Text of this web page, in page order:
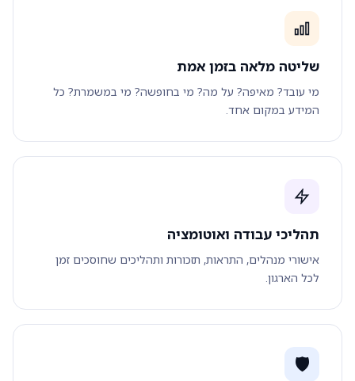
שליטה מלאה בזמן אמת
מי עובד? מאיפה? על מה? מי בחופשה? מי במשמרת? כל
המידע במקום אחד.
תהליכי עבודה ואוטומציה
אישורי מנהלים, התראות, תזכורות ותהליכים שחוסכים זמן
לכל הארגון.
🛡️